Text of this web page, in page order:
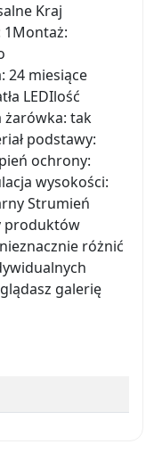
Kraj
1Montaż:
24 miesiące
LEDIlość
żarówka: tak
podstawy:
ochrony:
wysokości:
Strumień
produktów
różnić
galerię